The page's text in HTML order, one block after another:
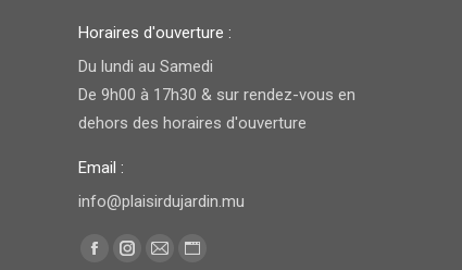
Horaires d'ouverture :
Du lundi au Samedi
De 9h00 à 17h30 & sur rendez-vous en
dehors des horaires d'ouverture
Email :
info@plaisirdujardin.mu
Trouvez nous sur :
Facebook
Instagram
E- Site